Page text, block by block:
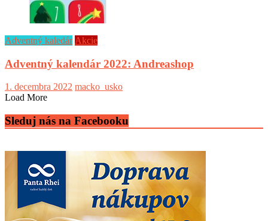
Adventný kaledár Akcie
Adventný kalendár 2022: Andreashop
1. decembra 2022 macko_usko
Load More
Sleduj nás na Facebooku